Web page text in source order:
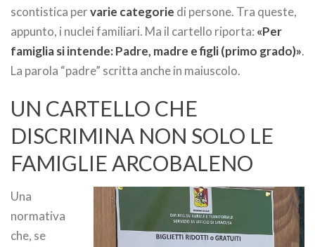
scontistica pervarie categorie di persone. Tra queste,
appunto, i nuclei familiari. Ma il cartello riporta: «Per
famiglia si intende: Padre, madre e figli (primo grado)».
La parola “padre” scritta anche in maiuscolo.
UN CARTELLO CHE
DISCRIMINA NON SOLO LE
FAMIGLIE ARCOBALENO
Una
normativa
che, se